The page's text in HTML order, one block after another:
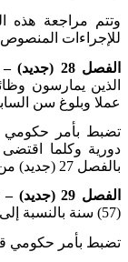
وتتم مراجعة هذه
للإجراءات المنصوص
الفصل 28 (جديد) –
عملا وبلوغ سن السابعة
تضبط بأمر حكومي
دورية وكلما
بالفصل 27 (جديد) من هذا القانون
الفصل 29 (جديد) –
(57) سنة بالنسبة إلى أعوان السلك النشيط
تضبط بأمر حكومي